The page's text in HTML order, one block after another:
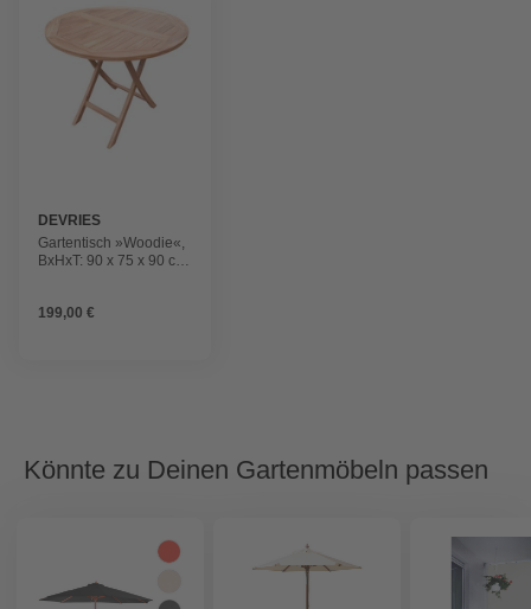
DEVRIES
Gartentisch »Woodie«,
BxHxT: 90 x 75 x 90 cm,
199,00 €
Könnte zu Deinen Gartenmöbeln passen